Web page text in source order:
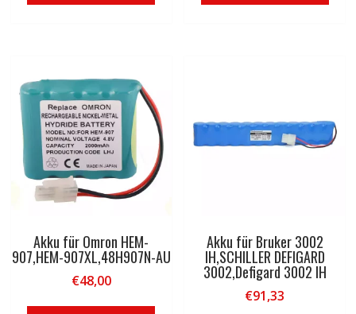
Akku für Omron HEM-
907,HEM-907XL,48H907N-AU
€48,00
Akku für Bruker 3002
IH,SCHILLER DEFIGARD
3002,Defigard 3002 IH
€91,33